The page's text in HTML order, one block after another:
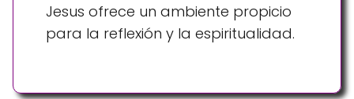
Jesus ofrece un ambiente propicio
para la reflexión y la espiritualidad.